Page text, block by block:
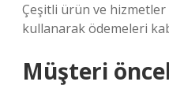
Çeşitli ürün ve
kullanarak ödemeleri
Müşteri